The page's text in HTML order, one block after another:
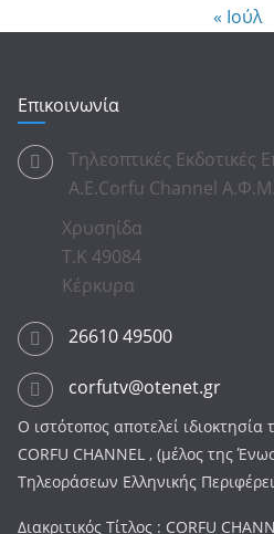
« Ιούλ
Επικοινωνία
Τηλεοπτικές Εκδοτικές
Α.Ε.Corfu Channel
Χρυσηίδα
Τ.Κ 49084
Κέρκυρα
26610 49500
corfutv@otenet.gr
Ο ιστότοπος αποτελεί
CORFU CHANNEL , (μέλος της
Τηλεοράσεων Ελληνικής
Διακριτικός Τίτλος : CORFU